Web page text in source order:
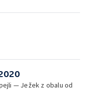
— Ježek z obalu od